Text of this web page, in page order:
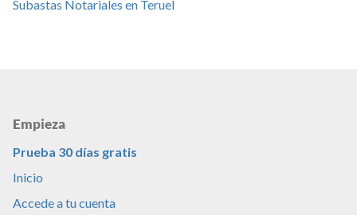
Subastas Notariales en Teruel
Empieza
Prueba 30 días gratis
Inicio
Accede a tu cuenta